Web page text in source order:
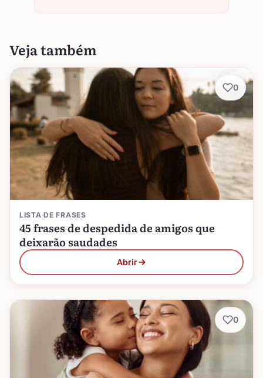
Veja também
LISTA DE FRASES
45 frases de despedida de amigos que
deixarão saudades
Abrir
0
0